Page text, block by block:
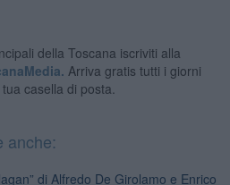
della Toscana iscriviti alla
Arriva gratis tutti i giorni
casella di posta.
anche:
di Alfredo De Girolamo e Enrico